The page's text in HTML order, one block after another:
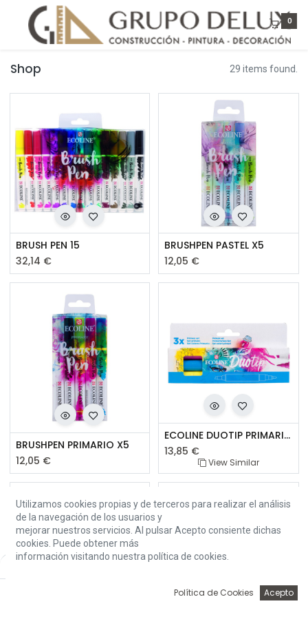
Default
0
Shop 29 items found.
BRUSH PEN 15
32,14 €
BRUSHPEN PASTEL X5
12,05 €
BRUSHPEN PRIMARIO X5
12,05 €
ECOLINE DUOTIP PRIMARIO 3
13,85 €
View Similar
Utilizamos cookies propias y de terceros para realizar el análisis
de la navegación de los usuarios y
mejorar nuestros servicios. Al pulsar Acepto consiente dichas
cookies. Puede obtener más
información visitando nuestra política de cookies.
Política de Cookies Acepto